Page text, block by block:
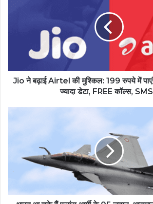
Jio ने बढ़ाई Airtel की मुश्किल: 199 रुपये में
ज्यादा डेटा, FREE कॉल्स,